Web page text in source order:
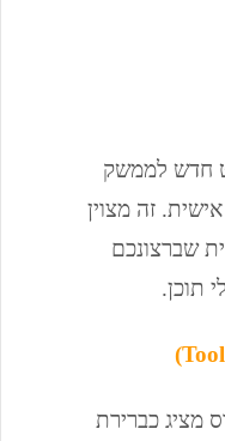
חדש לממשק
זה מצוין
שברצונכם
תוכן.
מציג כברירת